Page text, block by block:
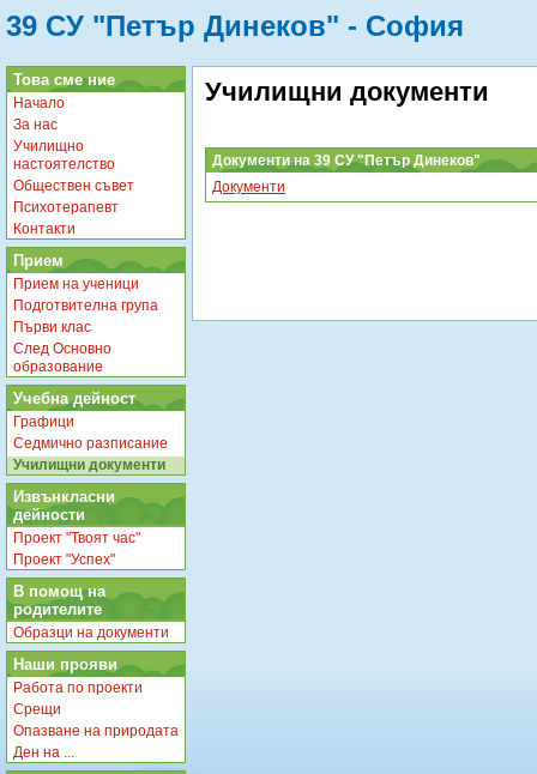
39 СУ "Петър Динеков" - София
Това сме ние
Начало
За нас
Училищно
настоятелство
Обществен съвет
Психотерапевт
Контакти
Прием
Прием на ученици
Подготвителна група
Първи клас
След Основно
образование
Учебна дейност
Графици
Седмично разписание
Училищни документи
Извънкласни
дейности
Проект "Твоят час"
Проект "Успех"
В помощ на
родителите
Образци на документи
Наши прояви
Работа по проекти
Срещи
Опазване на природата
Ден на ...
Училищни документи
Документи на 39 СУ "Петър Динеков"
Документи